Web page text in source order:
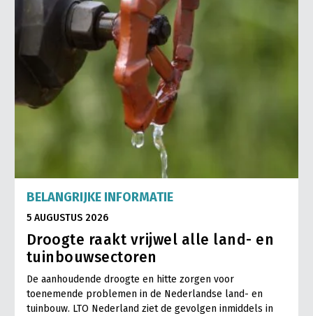
BELANGRIJKE INFORMATIE
5 AUGUSTUS 2026
Droogte raakt vrijwel alle land- en
tuinbouwsectoren
De aanhoudende droogte en hitte zorgen voor
toenemende problemen in de Nederlandse land- en
tuinbouw. LTO Nederland ziet de gevolgen inmiddels in